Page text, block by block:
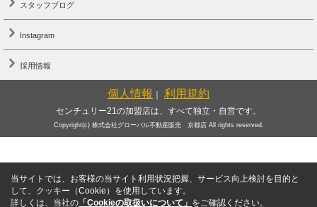
スタッフブログ
Instagram
採用情報
個人情報 利用規約
センチュリー21の加盟店は、すべて独立・自営です。
Copyright(c) 株式会社グローバル不動産販売 京都店 All rights reserved.
当サイトでは、お客様の当サイト利用状況把握、サービス向上検討を目的と
して、クッキー（Cookie）を使用しています。
詳しくは、当社の 「Cookieの取扱いについて」 をご確認ください。